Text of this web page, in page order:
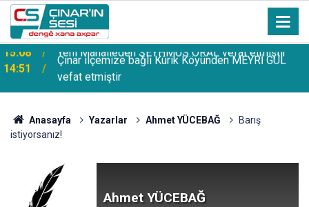
14:51
Çınar ilçemize bağlı Kûrik Köyünden MEYRİ GÜL
vefat etmiştir
Anasayfa Yazarlar Ahmet YÜCEBAĞ
Barış
istiyorsanız!
Ahmet YÜCEBAĞ